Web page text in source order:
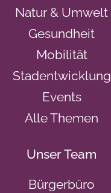
Natur & Umwelt
Gesundheit
Mobilität
Stadentwicklung
Events
Alle Themen
Unser Team
Bürgerbüro